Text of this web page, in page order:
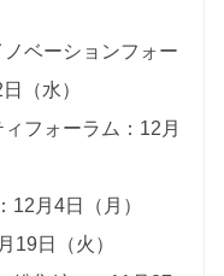
ノベーションフォー
（水）
フォーラム：12月
12月4日（月）
19日（火）